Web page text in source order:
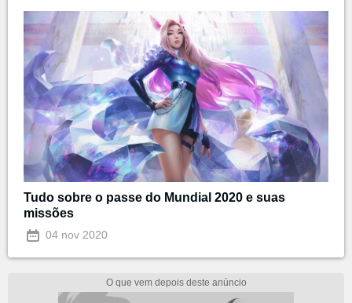
Tudo sobre o passe do Mundial 2020 e suas
missões
04 nov 2020